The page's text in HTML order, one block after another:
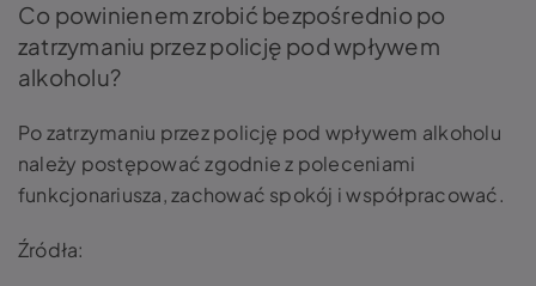
Co powinienem zrobić bezpośrednio po
zatrzymaniu przez policję pod wpływem
alkoholu?
Po zatrzymaniu przez policję pod wpływem alkoholu
należy postępować zgodnie z poleceniami
funkcjonariusza, zachować spokój i współpracować.
Źródła: